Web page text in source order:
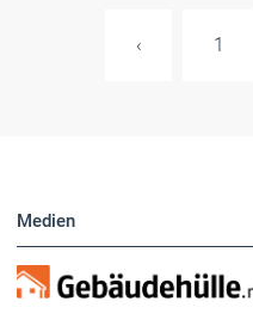
‹ 1
Medien